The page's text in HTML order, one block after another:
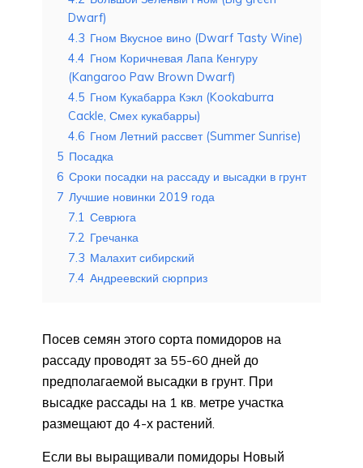
Dwarf)
4.3 Гном Вкусное вино (Dwarf Tasty Wine)
4.4 Гном Коричневая Лапа Кенгуру
(Kangaroo Paw Brown Dwarf)
4.5 Гном Кукабарра Кэкл (Kookaburra
Cackle, Смех кукабарры)
4.6 Гном Летний рассвет (Summer Sunrise)
5 Посадка
6 Сроки посадки на рассаду и высадки в грунт
7 Лучшие новинки 2019 года
7.1 Севрюга
7.2 Гречанка
7.3 Малахит сибирский
7.4 Андреевский сюрприз
Посев семян этого сорта помидоров на
рассаду проводят за 55-60 дней до
предполагаемой высадки в грунт. При
высадке рассады на 1 кв. метре участка
размещают до 4-х растений.
Если вы выращивали помидоры Новый